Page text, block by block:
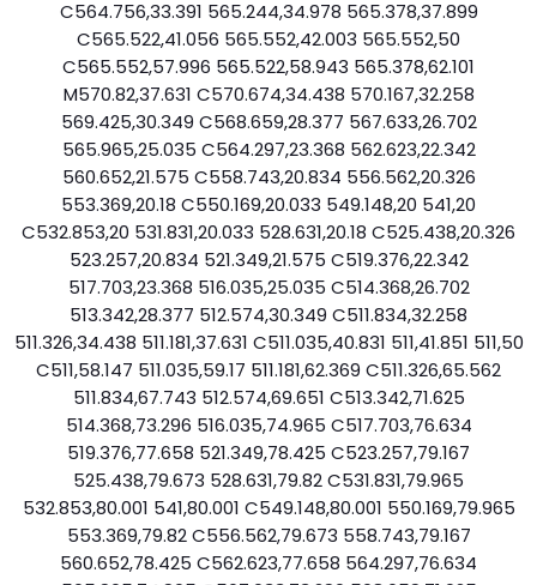
C564.756,33.391 565.244,34.978 565.378,37.899
C565.522,41.056 565.552,42.003 565.552,50
C565.552,57.996 565.522,58.943 565.378,62.101
M570.82,37.631 C570.674,34.438 570.167,32.258
569.425,30.349 C568.659,28.377 567.633,26.702
565.965,25.035 C564.297,23.368 562.623,22.342
560.652,21.575 C558.743,20.834 556.562,20.326
553.369,20.18 C550.169,20.033 549.148,20 541,20
C532.853,20 531.831,20.033 528.631,20.18 C525.438,20.326
523.257,20.834 521.349,21.575 C519.376,22.342
517.703,23.368 516.035,25.035 C514.368,26.702
513.342,28.377 512.574,30.349 C511.834,32.258
511.326,34.438 511.181,37.631 C511.035,40.831 511,41.851 511,50
C511,58.147 511.035,59.17 511.181,62.369 C511.326,65.562
511.834,67.743 512.574,69.651 C513.342,71.625
514.368,73.296 516.035,74.965 C517.703,76.634
519.376,77.658 521.349,78.425 C523.257,79.167
525.438,79.673 528.631,79.82 C531.831,79.965
532.853,80.001 541,80.001 C549.148,80.001 550.169,79.965
553.369,79.82 C556.562,79.673 558.743,79.167
560.652,78.425 C562.623,77.658 564.297,76.634